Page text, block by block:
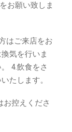
お願い致しま
はご来店をお
気を⾏いま
4.飲⾷をさ
たします。
お控えくださ